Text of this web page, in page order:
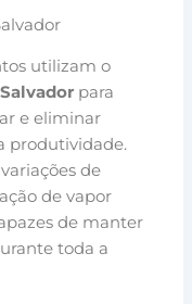
utilizam o
para
e eliminar
produtividade.
de
de vapor
de manter
toda a